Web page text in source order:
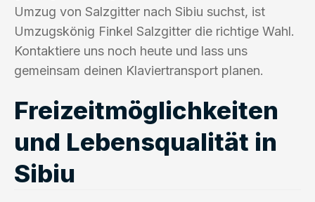
Umzug von Salzgitter nach Sibiu suchst, ist
Umzugskönig Finkel Salzgitter die richtige Wahl.
Kontaktiere uns noch heute und lass uns
gemeinsam deinen Klaviertransport planen.
Freizeitmöglichkeiten
und Lebensqualität in
Sibiu